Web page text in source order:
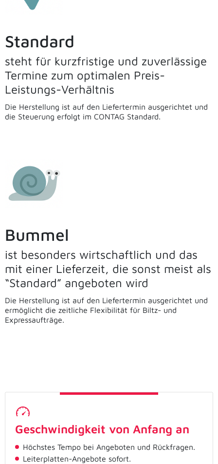
Standard
steht für kurzfristige und zuverlässige
Termine zum optimalen Preis-
Leistungs-Verhältnis
Die Herstellung ist auf den Liefertermin ausgerichtet und
die Steuerung erfolgt im CONTAG Standard.
Bummel
ist besonders wirtschaftlich und das
mit einer Lieferzeit, die sonst meist als
“Standard” angeboten wird
Die Herstellung ist auf den Liefertermin ausgerichtet und
ermöglicht die zeitliche Flexibilität für Biltz- und
Expressaufträge.
Geschwindigkeit von Anfang an
Höchstes Tempo bei Angeboten und Rückfragen.
Leiterplatten-Angebote sofort.